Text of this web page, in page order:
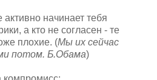
начинает тебя
а кто не согласен - те
плохие. (Мы их сейчас
потом. Б.Обама)